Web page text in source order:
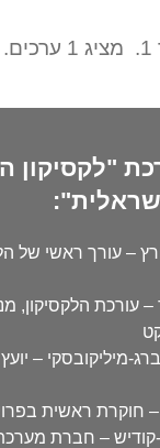
מציג 1 ערכים.
"לקסיקון
– עורך ראשי של
עורכת הלקסיקון,
מיליקובסקי –
חוקרת ראשית
קודיש – חברת